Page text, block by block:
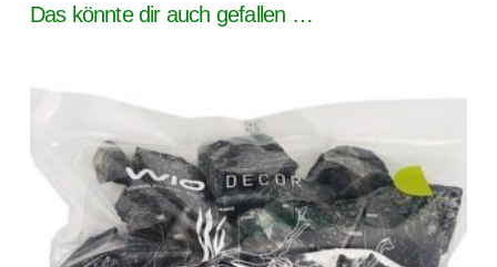
Das könnte dir auch gefallen …